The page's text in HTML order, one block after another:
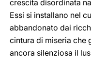
crescita disordinata
Essi si installano nel
abbandonato dai
cintura di miseria che
ancora silenziosa il